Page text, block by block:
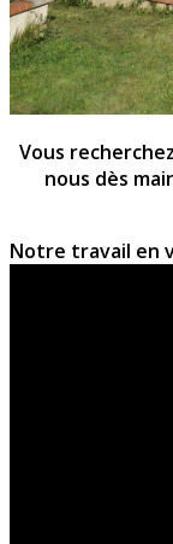
Vous
nous dès
Notre travail en